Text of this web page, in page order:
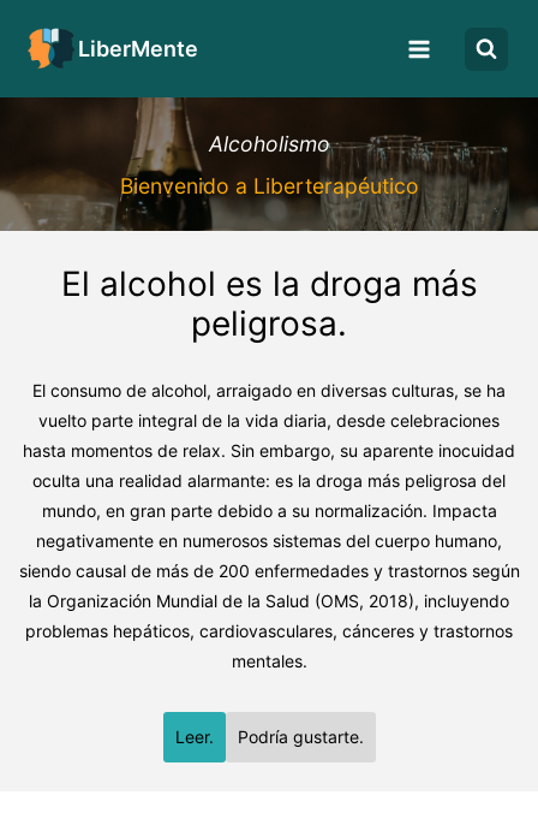
LiberMente
Alcoholismo
Bienvenido a Liberterapéutico
El alcohol es la droga más
peligrosa.
El consumo de alcohol, arraigado en diversas culturas, se ha
vuelto parte integral de la vida diaria, desde celebraciones
hasta momentos de relax. Sin embargo, su aparente inocuidad
oculta una realidad alarmante: es la droga más peligrosa del
mundo, en gran parte debido a su normalización. Impacta
negativamente en numerosos sistemas del cuerpo humano,
siendo causal de más de 200 enfermedades y trastornos según
la Organización Mundial de la Salud (OMS, 2018), incluyendo
problemas hepáticos, cardiovasculares, cánceres y trastornos
mentales.
Leer. Podría gustarte.